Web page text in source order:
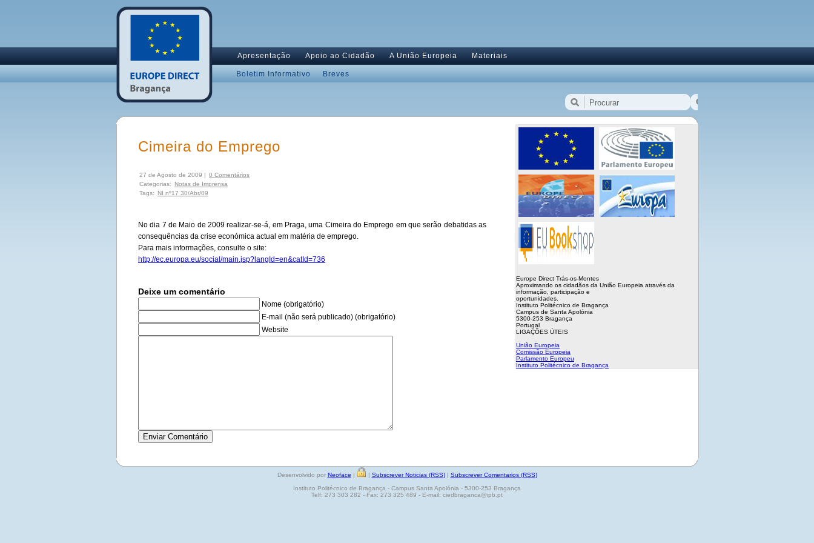
Apresentação Apoio ao Cidadão A União Europeia Materiais
Boletim Informativo Breves
Cimeira do Emprego
27 de Agosto de 2009 | 0 Comentários
Categorias:
Notas de Imprensa
Tags:
NI nº17 30/Abr/09
No dia 7 de Maio de 2009 realizar-se-á, em Praga, uma Cimeira do Emprego em que serão debatidas as
consequências da crise económica actual em matéria de emprego.
Para mais informações, consulte o site:
http://ec.europa.eu/social/main.jsp?langId=en&catId=736
Deixe um comentário
Nome (obrigatório)
E-mail (não será publicado) (obrigatório)
Website
Europe Direct Trás-os-Montes
Aproximando os cidadãos da União Europeia através da
informação, participação e
oportunidades.
Instituto Politécnico de Bragança
Campus de Santa Apolónia
5300-253 Bragança
Portugal
LIGAÇÕES ÚTEIS
União Europeia
Comissão Europeia
Parlamento Europeu
Instituto Politécnico de Bragança
Desenvolvido por Neoface | | Subscrever Noticias (RSS)| Subscrever Comentarios (RSS)
Instituto Politécnico de Bragança - Campus Santa Apolónia - 5300-253 Bragança
Telf: 273 303 282 - Fax: 273 325 489 - E-mail: ciedbraganca@ipb.pt